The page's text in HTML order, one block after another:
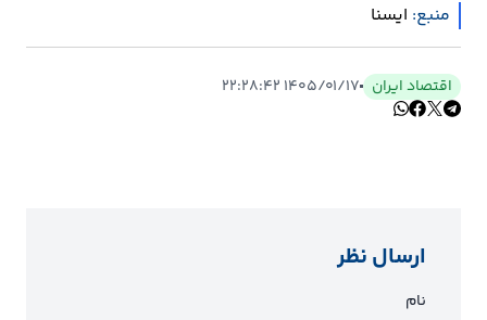
منبع: ايسنا
اقتصاد ایران ۱۴۰۵/۰۱/۱۷ ۲۲:۲۸:۴۲
ارسال نظر
نام